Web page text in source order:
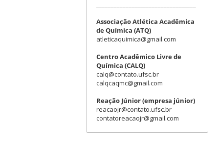
Associação Atlética Acadêmica
de Química (ATQ)
atleticaquimica@gmail.com
Centro Acadêmico Livre de
Química (CALQ)
calq@contato.ufsc.br
calqcaqmc@gmail.com
Reação Júnior (empresa júnior)
reacaojr@contato.ufsc.br
contatoreacaojr@gmail.com